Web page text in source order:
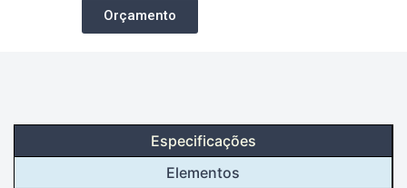
Orçamento
Especificações
Elementos